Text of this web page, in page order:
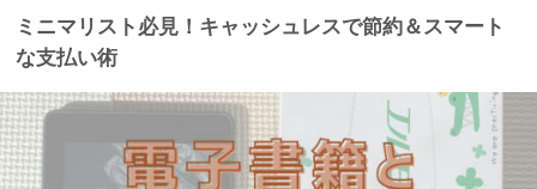
ミニマリスト必見！キャッシュレスで節約＆スマート
な支払い術